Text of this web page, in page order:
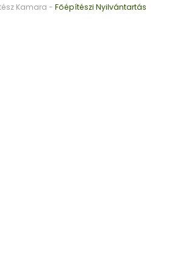
Kamara - Főépítészi Nyilvántartás